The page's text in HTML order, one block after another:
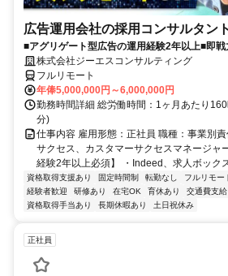
広告運用会社の採用コンサルタント
■アグリゲート型広告の運用経験2年以上■即
株式会社ジーエスコンサルティング
フルリモート
年俸5,000,000円～6,000,000円
勤務時間詳細 総労働時間：1ヶ月あたり
分)
仕事内容 雇用形態：正社員 職種：事業別
サクセス、カスタマーサクセスマネージャ
経験2年以上必須】 ・Indeed、求人ボック
資格取得支援あり 固定時間制 転勤なし フルリモー
経験者歓迎
研修あり 在宅OK 育休あり 交通費支給
資格取得手当あり
長期休暇あり 土日祝休み
正社員